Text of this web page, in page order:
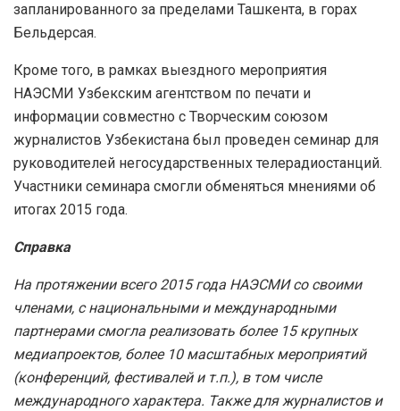
запланированного за пределами Ташкента, в горах
Бельдерсая.
Кроме того, в рамках выездного мероприятия
НАЭСМИ Узбекским агентством по печати и
информации совместно с Творческим союзом
журналистов Узбекистана был проведен семинар для
руководителей негосударственных телерадиостанций.
Участники семинара смогли обменяться мнениями об
итогах 2015 года.
Справка
На протяжении всего 2015 года НАЭСМИ со своими
членами, с национальными и международными
партнерами смогла реализовать более 15 крупных
медиапроектов, более 10 масштабных мероприятий
(конференций, фестивалей и т.п.), в том числе
международного характера. Также для журналистов и